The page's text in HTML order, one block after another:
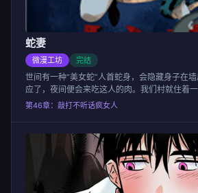
蛇妻
微漫工坊 完结
世间有一种“美女蛇”人首蛇身，会隐藏身子在
应了，夜间便会来吃这人的肉。我们村就住着
么开始了......
第46章：敲打不听话疯女人